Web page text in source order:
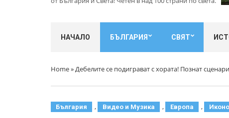
НАЧАЛО БЪЛГАРИЯ СВЯТ
Home»Дебелите се подиграват с хората! Познат
България , Видео и Музика , Европа ,